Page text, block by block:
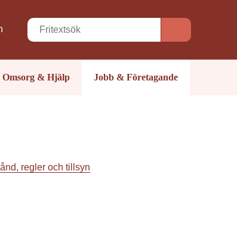
Omsorg & Hjälp Jobb & Företagande
regler och tillsyn